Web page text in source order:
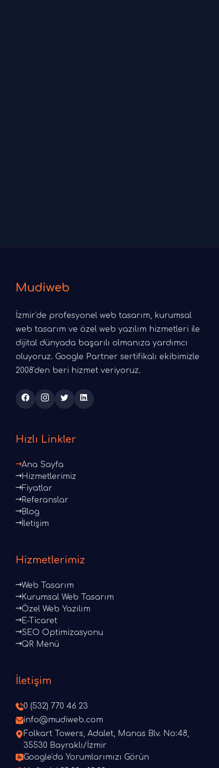
Mudiweb
İzmir'de profesyonel web tasarım, kurumsal
web tasarım ve özel web yazılım hizmetleri ile
dijital dünyada başarılı olmanıza yardımcı
oluyoruz. Google Partner sertifikalı ekibimizle
2008'den beri hizmet veriyoruz.
Hızlı Linkler
Ana Sayfa
Hizmetlerimiz
Fiyatlar
Referanslar
Blog
İletişim
Hizmetlerimiz
Web Tasarım
Kurumsal Web Tasarım
Özel Web Yazılım
E-Ticaret
SEO Optimizasyonu
QR Menü
İletişim
0 (532) 770 46 23
info@mudiweb.com
Folkart Towers, Adalet, Manas Blv. No:48,
35530 Bayraklı/İzmir
Google'da Yorumlarımızı Görün